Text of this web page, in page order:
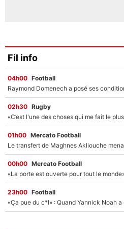
Fil info
04h00 Football
02h30 Rugby
01h00 Mercato Football
00h00 Mercato Football
23h00 Football